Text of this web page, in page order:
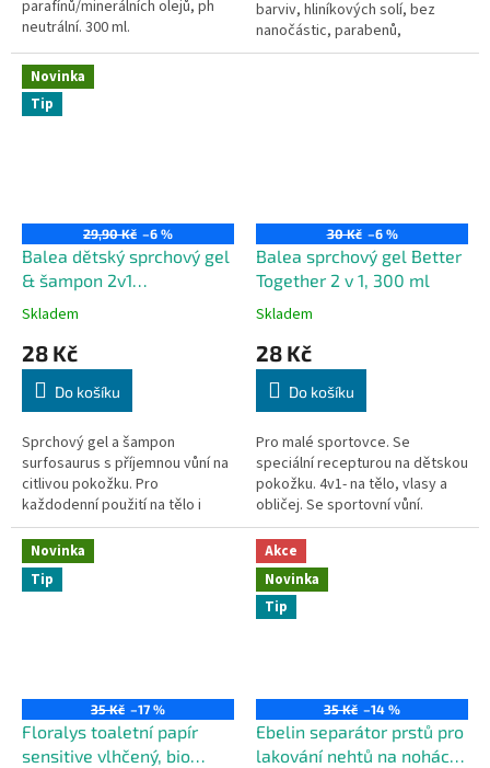
parafínů/minerálních olejů, ph
neutrální. 300 ml.
barviv, hliníkových solí, bez
nanočástic, parabenů,
parafínů/minerálních olejů. Pro
Novinka
Tip
29,90 Kč –6 %
Balea dětský sprchový gel
& šampon 2v1
Surfosaurus, 300 ml
Skladem
28 Kč
Do košíku
Sprchový gel a šampon
surfosaurus s příjemnou vůní na
citlivou pokožku. Pro
každodenní použití na tělo i
vlasy. Neobsahuje mikroplasty,
ani rozpustné plně syntetické
polymery.
30 Kč –6 %
Balea sprchový gel Better
Together 2 v 1, 300 ml
Skladem
28 Kč
Do košíku
Pro malé sportovce. Se
speciální recepturou na dětskou
pokožku. 4v1- na tělo, vlasy a
obličej. Se sportovní vůní.
Novinka
Tip
35 Kč –17 %
Floralys toaletní papír
sensitive vlhčený, bio
Akce
Novinka
Tip
35 Kč –14 %
Ebelin separátor prstů pro
lakování nehtů na nohách,